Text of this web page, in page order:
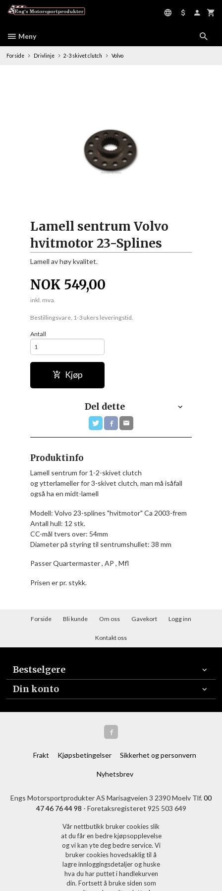
Meny
Forside Drivlinje 2-3 skivet clutch Volvo
Lamell sentrum Volvo
hvitmotor 23-Splines
Lamell av høy kvalitet.
NOK 549,00
inkl. mva.
Bestillingsvare, 1-3 ukers leveringstid.
Antall
Kjøp
Del dette
Produktinfo
Lamell sentrum for 1-2-skivet clutch
og ytterlameller for 3-skivet clutch, man må isåfall
også ha en midt-lamell
Modell: Volvo 23-splines "hvitmotor" Ca 2003-frem
Antall hull: 12 stk.
CC-mål tvers over: 54mm
Diameter på styring til sentrumshullet: 38 mm
Passer Quartermaster , AP , Mfl
Prisen er pr. stykk.
Forside Bli kunde Om oss Gavekort Logg inn
Kontakt oss
Bestselgere
Din konto
Frakt Kjøpsbetingelser Sikkerhet og personvern
Nyhetsbrev
Engs Motorsportprodukter AS Marisagveien 3 2390 Moelv Tlf.00
47 46 76 44 98 - Foretaksregisteret 925 503 649
Vår nettbutikk bruker cookies slik
at du får en bedre kjøpsopplevelse
og vi kan yte deg bedre service. Vi
bruker cookies hovedsaklig til å
lagre innloggingsdetaljer og huske
hva du har puttet i handlekurven
din. Fortsett å bruke siden som